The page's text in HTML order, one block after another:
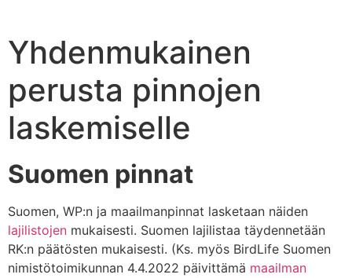
Yhdenmukainen
perusta pinnojen
laskemiselle
Suomen pinnat
Suomen, WP:n ja maailmanpinnat lasketaan näiden
lajilistojen mukaisesti. Suomen lajilistaa täydennetään
RK:n päätösten mukaisesti. (Ks. myös BirdLife Suomen
nimistötoimikunnan 4.4.2022 päivittämä maailman